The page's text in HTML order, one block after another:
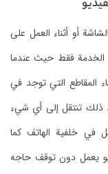
أو أثناء العمل على
فقط حيث عندما
المقاطع التي توجد في
ذلك تنتقل إلى أي شيء
في خلفية الهاتف كما
يعمل دون توقف حاجه